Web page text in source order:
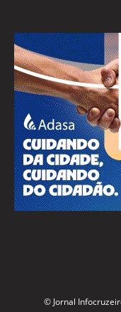
© Jornal